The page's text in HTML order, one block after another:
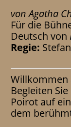
von Agatha
Für die
Deutsch von
Regie:
Willkommen
Begleiten
Poirot auf
dem